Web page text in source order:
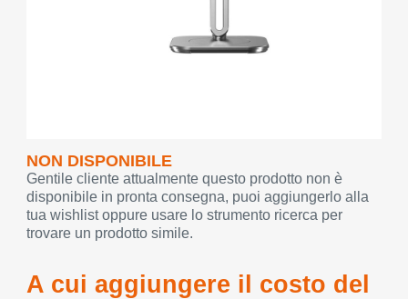
NON DISPONIBILE
Gentile cliente attualmente questo prodotto non è
disponibile in pronta consegna, puoi aggiungerlo alla
tua wishlist oppure usare lo strumento ricerca per
trovare un prodotto simile.
A cui aggiungere il costo del